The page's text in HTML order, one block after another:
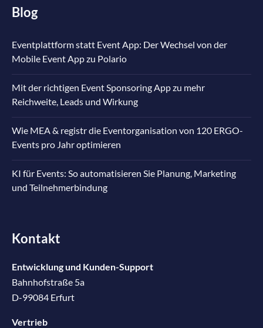
Blog
Eventplattform statt Event App: Der Wechsel von der
Mobile Event App zu Polario
Mit der richtigen Event Sponsoring App zu mehr
Reichweite, Leads und Wirkung
Wie MEA & registr die Eventorganisation von 120 ERGO-
Events pro Jahr optimieren
KI für Events: So automatisieren Sie Planung, Marketing
und Teilnehmerbindung
Kontakt
Entwicklung und Kunden-Support
Bahnhofstraße 5a
D-99084 Erfurt
Vertrieb